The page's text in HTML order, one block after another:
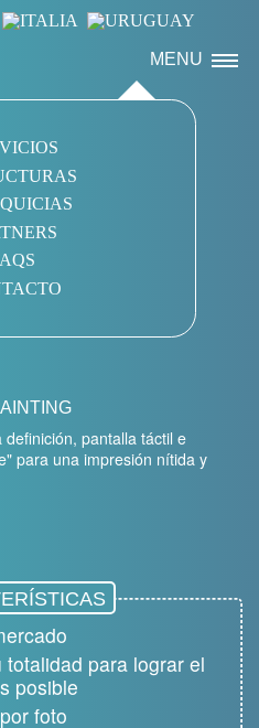
MENU
pantalla táctil e
para una impresión nítida y
para lograr el
posible
foto